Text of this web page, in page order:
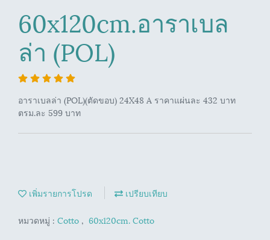
60x120cm.อาราเบล
ล่า (POL)
อาราเบลล่า (POL)(ตัดขอบ) 24X48 A ราคาแผ่นละ 432 บาท
ตรม.ละ 599 บาท
เพิ่มรายการโปรด เปรียบเทียบ
หมวดหมู่ : Cotto , 60x120cm. Cotto